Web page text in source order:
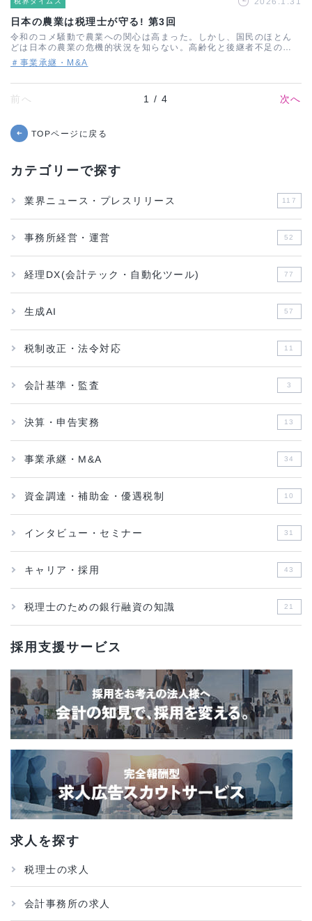
日本の農業は税理士が守る! 第3回
令和のコメ騒動で農業への関心は高まった。しかし、国民のほとん
どは日本の農業の危機的状況を知らない。高齢化と後継者不足の深
刻さは増すばかり。そこには農作物の生産面だけではない事業承継
や相続対策など、税理士の力が必要である。…
＃事業承継・M&A
前へ 1 / 4 次へ
➜ TOPページに戻る
カテゴリーで探す
業界ニュース・プレスリリース 117
事務所経営・運営 52
経理DX(会計テック・自動化ツール) 77
生成AI 57
税制改正・法令対応 11
会計基準・監査 3
決算・申告実務 13
事業承継・M&A 34
資金調達・補助金・優遇税制 10
インタビュー・セミナー 31
キャリア・採用 43
税理士のための銀行融資の知識 21
採用支援サービス
求人を探す
税理士の求人
会計事務所の求人